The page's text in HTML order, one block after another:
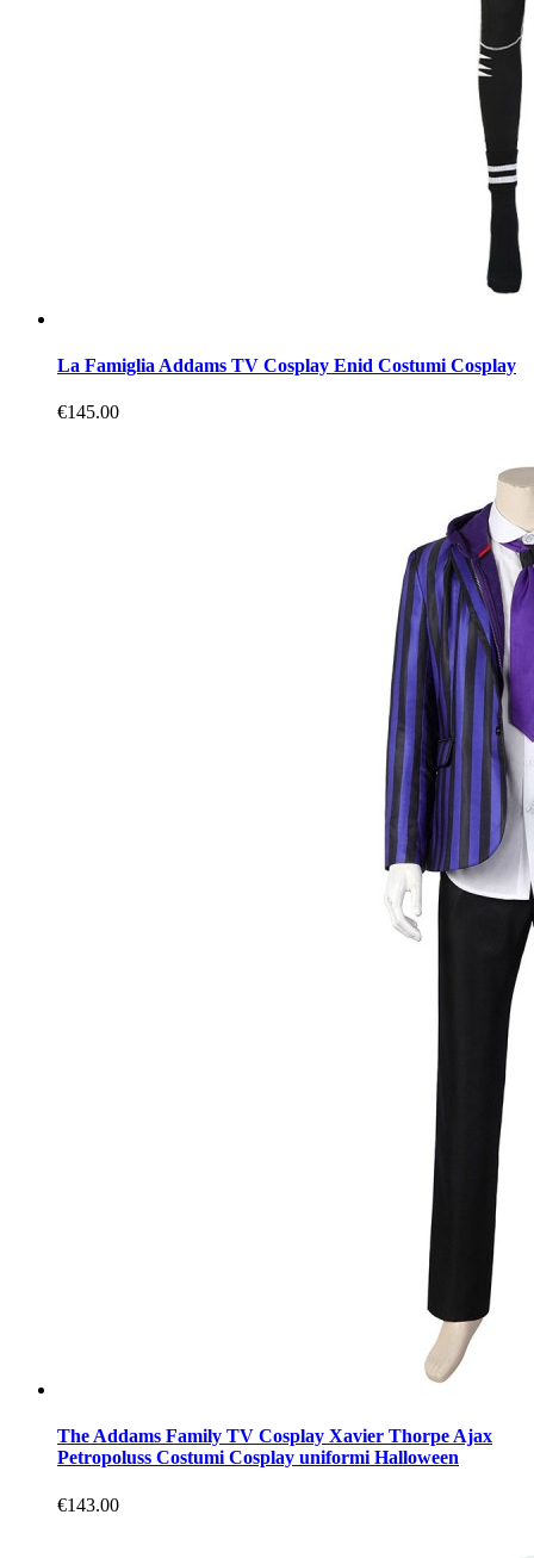
La Famiglia Addams TV Cosplay Enid Costumi Cosplay
€145.00
The Addams Family TV Cosplay Xavier Thorpe Ajax
Petropoluss Costumi Cosplay uniformi Halloween
€143.00